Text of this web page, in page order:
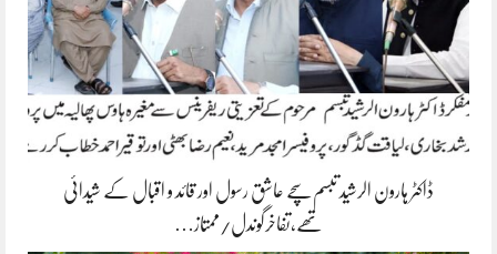
ڈاکٹر ہارون الرشید تبسم سچے عاشق رسول اور قائد و اقبال کے شیدائی
تھے،تفاخرگوندل/ممتاز…